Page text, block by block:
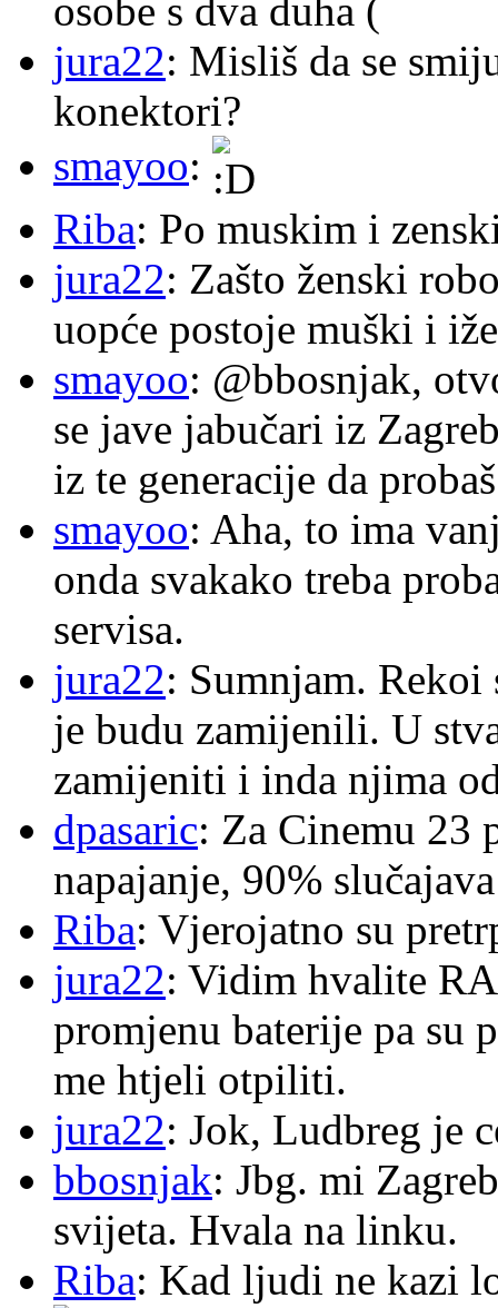
osobe s dva duha (
jura22: Misliš da se
konektori?
smayoo:
Riba: Po muskim i
jura22: Zašto ženski
uopće postoje muški i
smayoo: @bbosnjak,
se jave jabučari iz
iz te generacije da
smayoo: Aha, to ima
onda svakako treba
servisa.
jura22: Sumnjam. Rekoi
je budu zamijenili. U
zamijeniti i inda njima
dpasaric: Za Cinemu 23
napajanje, 90%
Riba: Vjerojatno su
jura22: Vidim hvalite
promjenu baterije pa su
me htjeli otpiliti.
jura22: Jok, Ludbreg je
bbosnjak: Jbg. mi
svijeta. Hvala na linku.
Riba: Kad ljudi ne kazi